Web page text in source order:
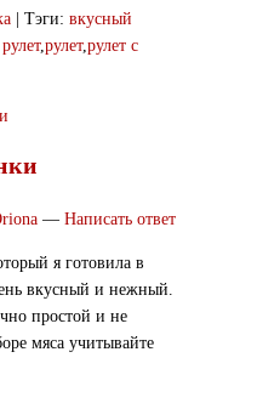
Тэги: вкусный
,рулет,рулет с
— Написать ответ
я готовила в
вкусный и нежный.
простой и не
мяса учитывайте